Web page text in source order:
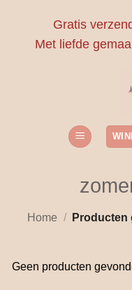
Gratis
Met liefde
Home / Producten
Geen producten